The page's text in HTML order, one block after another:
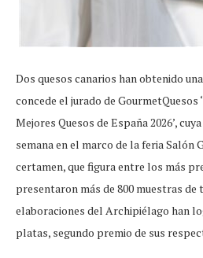
Dos quesos canarios han obtenido
concede el jurado de GourmetQuesos
Mejores Quesos de España 2026’,
semana en el marco de la feria Salón
certamen, que figura entre los más
presentaron más de 800 muestras de
elaboraciones del Archipiélago han
platas, segundo premio de sus